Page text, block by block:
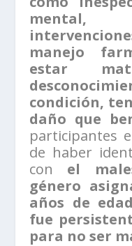
mental,
manejo
estar
condición,
daño que
participantes
de haber
con el
género
años de
fue
para no ser